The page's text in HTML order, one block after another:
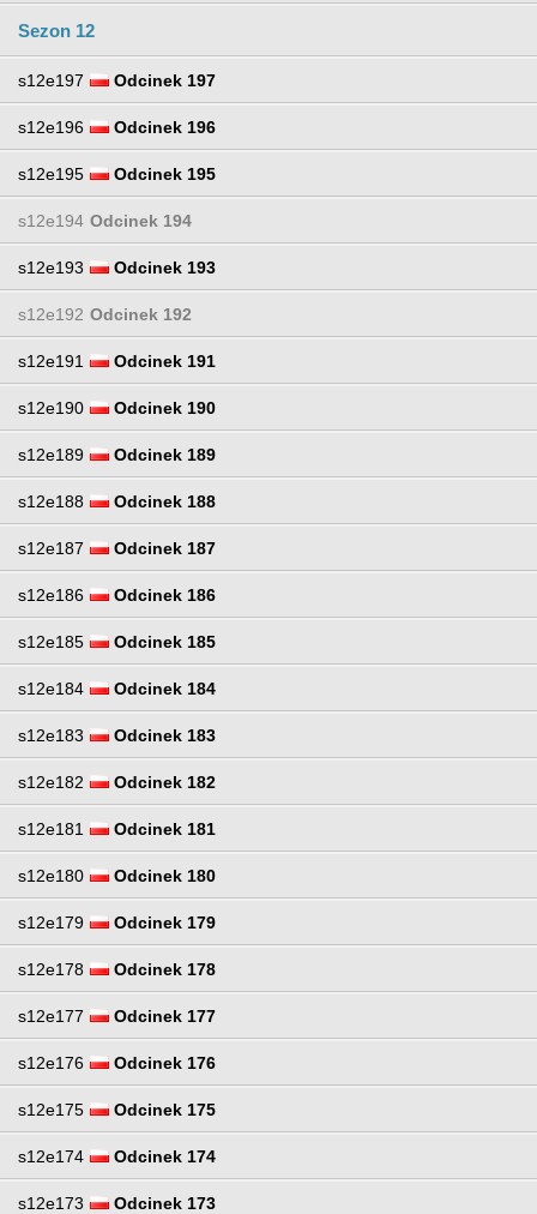
Sezon 12
s12e197 Odcinek 197
s12e196 Odcinek 196
s12e195 Odcinek 195
s12e194 Odcinek 194
s12e193 Odcinek 193
s12e192 Odcinek 192
s12e191 Odcinek 191
s12e190 Odcinek 190
s12e189 Odcinek 189
s12e188 Odcinek 188
s12e187 Odcinek 187
s12e186 Odcinek 186
s12e185 Odcinek 185
s12e184 Odcinek 184
s12e183 Odcinek 183
s12e182 Odcinek 182
s12e181 Odcinek 181
s12e180 Odcinek 180
s12e179 Odcinek 179
s12e178 Odcinek 178
s12e177 Odcinek 177
s12e176 Odcinek 176
s12e175 Odcinek 175
s12e174 Odcinek 174
s12e173 Odcinek 173